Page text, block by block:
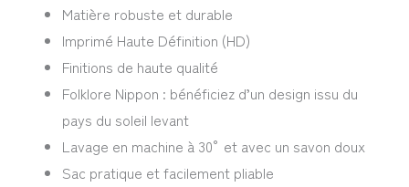
Matière robuste et durable
Imprimé Haute Définition (HD)
Finitions de haute qualité
Folklore Nippon : bénéficiez d’un design issu du
pays du soleil levant
Lavage en machine à 30° et avec un savon doux
Sac pratique et facilement pliable